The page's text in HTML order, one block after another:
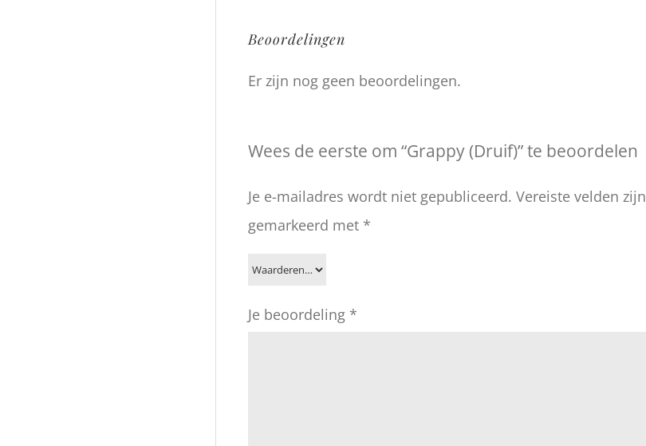
Beoordelingen
Er zijn nog geen beoordelingen.
Wees de eerste om “Grappy (Druif)” te beoordelen
Je e-mailadres wordt niet gepubliceerd. Vereiste velden zijn
gemarkeerd met *
Je beoordeling *